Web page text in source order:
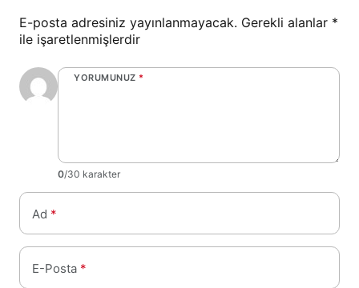
E-posta adresiniz yayınlanmayacak. Gerekli alanlar *
ile işaretlenmişlerdir
YORUMUNUZ *
0/30 karakter
Ad *
E-Posta *